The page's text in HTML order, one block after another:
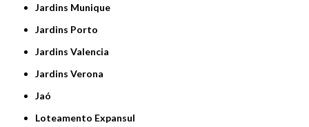
Jardins Munique
Jardins Porto
Jardins Valencia
Jardins Verona
Jaó
Loteamento Expansul